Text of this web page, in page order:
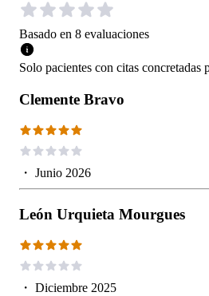
Basado en 8 evaluaciones
Solo pacientes con citas concretadas
Clemente Bravo
・ Junio 2026
León Urquieta Mourgues
・ Diciembre 2025